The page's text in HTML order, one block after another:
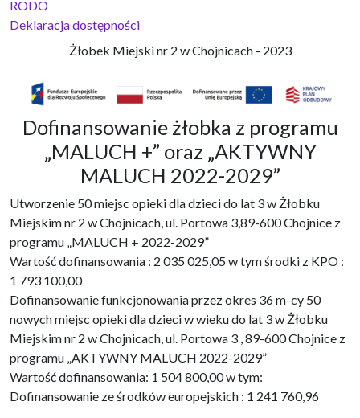
RODO
Deklaracja dostępności
Żłobek Miejski nr 2 w Chojnicach - 2023
Dofinansowanie żłobka z programu
„MALUCH +” oraz „AKTYWNY
MALUCH 2022-2029”
Utworzenie 50 miejsc opieki dla dzieci do lat 3 w Żłobku
Miejskim nr 2 w Chojnicach, ul. Portowa 3,89-600 Chojnice z
programu „MALUCH + 2022-2029”
Wartość dofinansowania : 2 035 025,05 w tym środki z KPO :
1 793 100,00
Dofinansowanie funkcjonowania przez okres 36 m-cy 50
nowych miejsc opieki dla dzieci w wieku do lat 3 w Żłobku
Miejskim nr 2 w Chojnicach, ul. Portowa 3 , 89-600 Chojnice z
programu „AKTYWNY MALUCH 2022-2029”
Wartość dofinansowania: 1 504 800,00 w tym:
Dofinansowanie ze środków europejskich : 1 241 760,96